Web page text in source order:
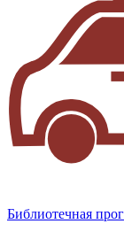
Библиотечная